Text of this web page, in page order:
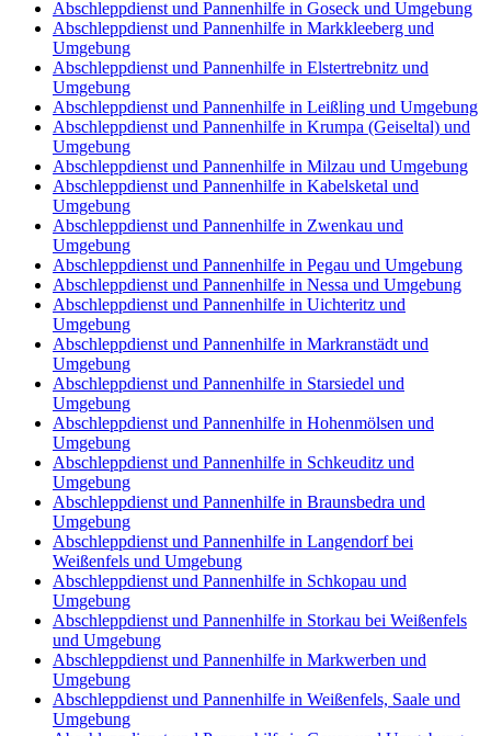
Abschleppdienst und Pannenhilfe in Goseck und Umgebung
Abschleppdienst und Pannenhilfe in Markkleeberg und
Umgebung
Abschleppdienst und Pannenhilfe in Elstertrebnitz und
Umgebung
Abschleppdienst und Pannenhilfe in Leißling und Umgebung
Abschleppdienst und Pannenhilfe in Krumpa (Geiseltal) und
Umgebung
Abschleppdienst und Pannenhilfe in Milzau und Umgebung
Abschleppdienst und Pannenhilfe in Kabelsketal und
Umgebung
Abschleppdienst und Pannenhilfe in Zwenkau und
Umgebung
Abschleppdienst und Pannenhilfe in Pegau und Umgebung
Abschleppdienst und Pannenhilfe in Nessa und Umgebung
Abschleppdienst und Pannenhilfe in Uichteritz und
Umgebung
Abschleppdienst und Pannenhilfe in Markranstädt und
Umgebung
Abschleppdienst und Pannenhilfe in Starsiedel und
Umgebung
Abschleppdienst und Pannenhilfe in Hohenmölsen und
Umgebung
Abschleppdienst und Pannenhilfe in Schkeuditz und
Umgebung
Abschleppdienst und Pannenhilfe in Braunsbedra und
Umgebung
Abschleppdienst und Pannenhilfe in Langendorf bei
Weißenfels und Umgebung
Abschleppdienst und Pannenhilfe in Schkopau und
Umgebung
Abschleppdienst und Pannenhilfe in Storkau bei Weißenfels
und Umgebung
Abschleppdienst und Pannenhilfe in Markwerben und
Umgebung
Abschleppdienst und Pannenhilfe in Weißenfels, Saale und
Umgebung